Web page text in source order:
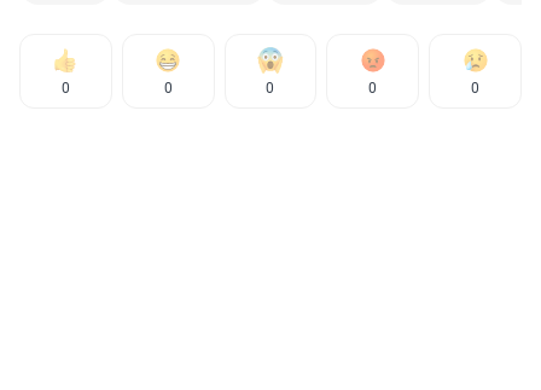
0 0 0 0 0